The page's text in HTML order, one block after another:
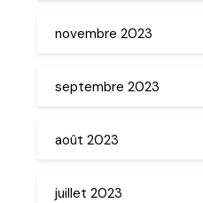
novembre 2023
septembre 2023
août 2023
juillet 2023